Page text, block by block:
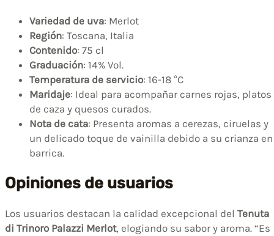
Variedad de uva: Merlot
Región: Toscana, Italia
Contenido: 75 cl
Graduación: 14% Vol.
Temperatura de servicio: 16-18 °C
Maridaje: Ideal para acompañar carnes rojas, platos
de caza y quesos curados.
Nota de cata: Presenta aromas a cerezas, ciruelas y
un delicado toque de vainilla debido a su crianza en
barrica.
Opiniones de usuarios
Los usuarios destacan la calidad excepcional del Tenuta
di Trinoro Palazzi Merlot, elogiando su sabor y aroma. “Es